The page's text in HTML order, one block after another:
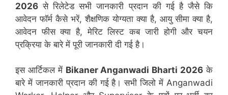
2026 से रिलेटेड सभी जानकारी प्रदान की गई है जैसे कि
आवेदन फॉर्म कैसे भरें, शैक्षणिक योग्यता क्या है, आयु सीमा क्या है,
आवेदन फीस क्या है, मेरिट लिस्ट कब जारी होगी और चयन
प्रक्रिया के बारे में पूरी जानकारी दी गई है।
इस आर्टिकल में BikanerAnganwadi Bharti 2026 के
बारे में जानकारी प्रदान की गई है। सभी जिलो में Anganwadi